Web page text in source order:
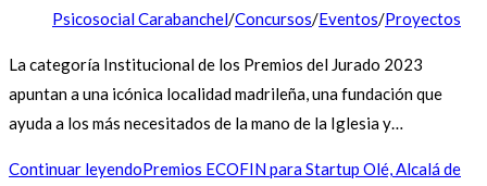
Psicosocial Carabanchel/Concursos/Eventos/Proyectos
La categoría Institucional de los Premios del Jurado 2023
apuntan a una icónica localidad madrileña, una fundación que
ayuda a los más necesitados de la mano de la Iglesia y…
Continuar leyendoPremios ECOFIN para Startup Olé, Alcalá de